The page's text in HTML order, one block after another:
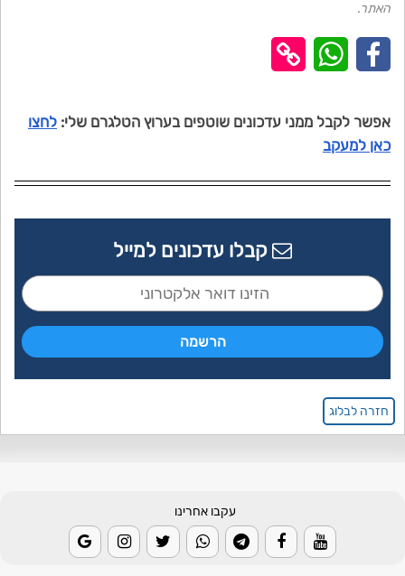
האתר.
אפשר לקבל ממני עדכונים שוטפים בערוץ הטלגרם שלי: לחצו
כאן למעקב
קבלו עדכונים למייל
חזרה לבלוג
עקבו אחרינו